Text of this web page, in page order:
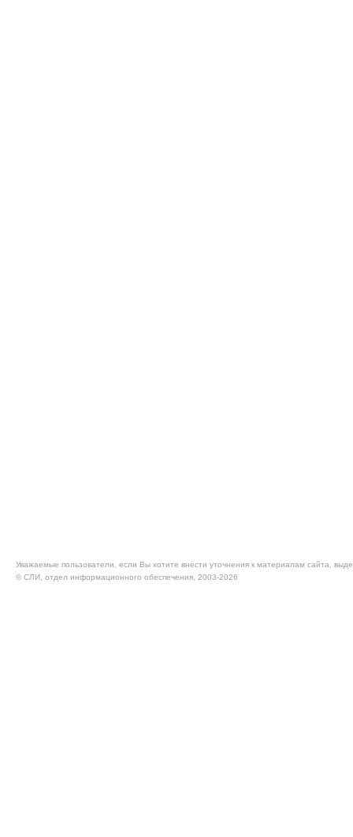
Уважаемые пользователи, если Вы хотите внести уточнения к материалам сайта,
© CЛИ, отдел информационного обеспечения, 2003-2026